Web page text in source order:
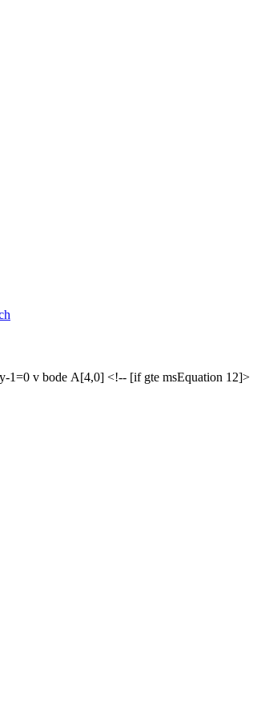
1=0 v bode A[4,0] <!-- [if gte msEquation 12]>